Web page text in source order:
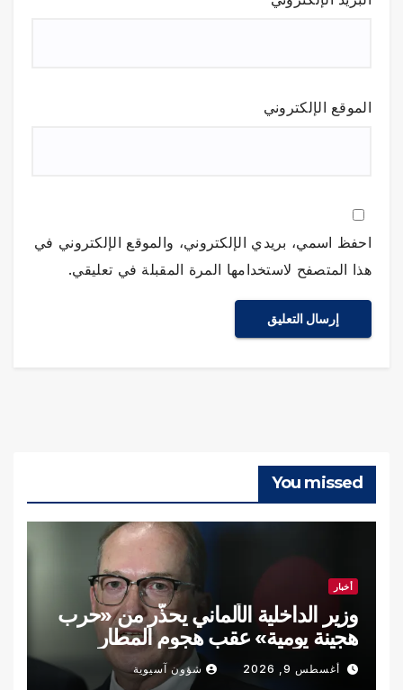
الموقع الإلكتروني
احفظ اسمي، بريدي الإلكتروني، والموقع الإلكتروني في
هذا المتصفح لاستخدامها المرة المقبلة في تعليقي.
You missed
أخبار
وزير الداخلية الألماني يحذّر من «حرب
هجينة يومية» عقب هجوم المطار
أغسطس 9, 2026 شؤون آسيوية